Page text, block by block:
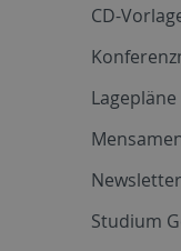
CD-
Lagepläne
Studium